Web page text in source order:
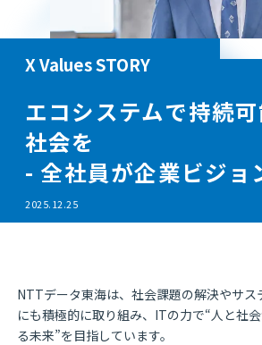
X Values STORY
エコシステムで持続
社会を
- 全社員が企業ビジョ
2025.12.25
NTTデータ東海は、社会課題の解決やサス
にも積極的に取り組み、ITの力で“人と社
る未来”を目指しています。